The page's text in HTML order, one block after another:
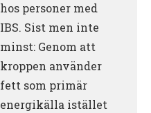
hos personer med
IBS. Sist men inte
minst: Genom att
kroppen använder
fett som primär
energikälla istället